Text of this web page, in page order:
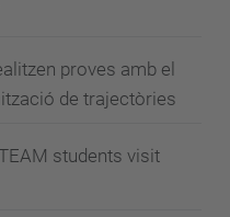
proves amb el
de trajectòries
students visit